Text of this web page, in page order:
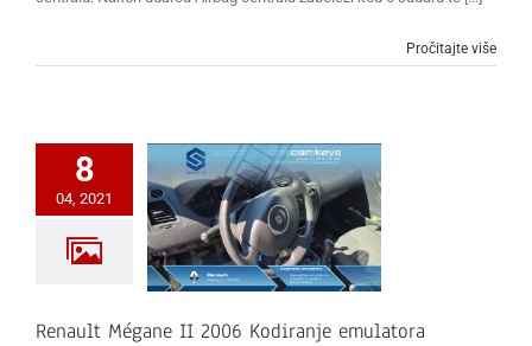
Pročitajte više
8
04, 2021
Renault Mégane II 2006
Kodiranje emulatora
Renault Mégane II 2006 Kodiranje emulatora